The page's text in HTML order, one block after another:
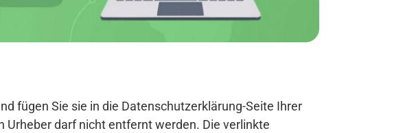
fügen Sie sie in die Datenschutzerklärung-Seite Ihrer
darf nicht entfernt werden. Die verlinkte